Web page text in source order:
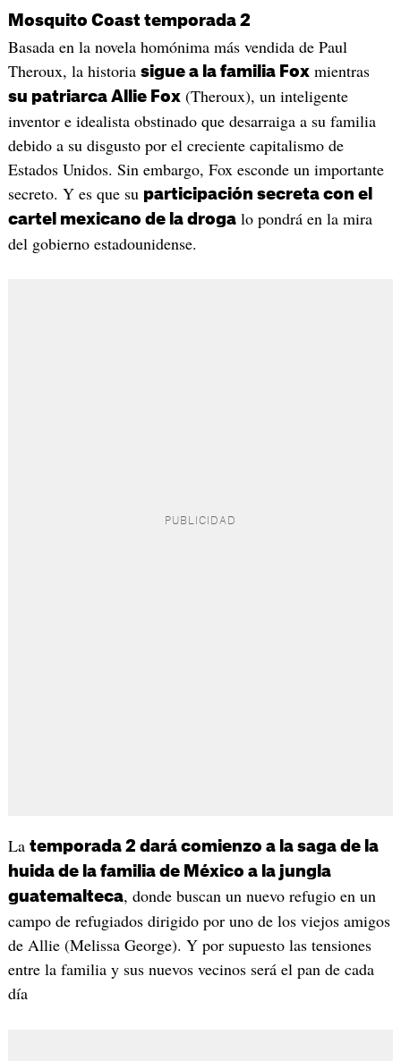
Mosquito Coast temporada 2
Basada en la novela homónima más vendida de Paul
Theroux, la historia sigue a la familia Foxmientras
su patriarca Allie Fox(Theroux), un inteligente
inventor e idealista obstinado que desarraiga a su familia
debido a su disgusto por el creciente capitalismo de
Estados Unidos. Sin embargo, Fox esconde un importante
secreto. Y es que su participación secreta con el
cartel mexicano de la drogalo pondrá en la mira
del gobierno estadounidense.
La temporada 2 dará comienzo a la saga de la
huida de la familia de México a la jungla
guatemalteca, donde buscan un nuevo refugio en un
campo de refugiados dirigido por uno de los viejos amigos
de Allie (Melissa George). Y por supuesto las tensiones
entre la familia y sus nuevos vecinos será el pan de cada
día